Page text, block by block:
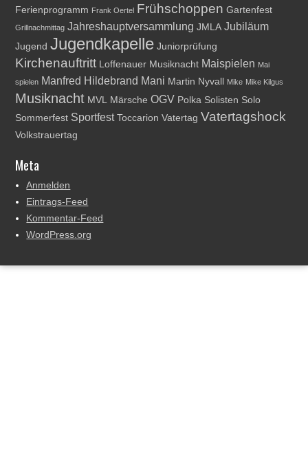
Ferienprogramm Frank Oertel Frühschoppen Gartenfest
Grillnachmittag Jahreshauptversammlung JMLA Jubiläum
Jugend Jugendkapelle Juniorprüfung
Kirchenauftritt Loffenauer Musiknacht Maispielen Mai
spielen Manfred Hildebrand Mani Martin Nyvall Mike Mike Kilgus
Musiknacht MVL Märsche OGV Polka Solisten Solo
Sommerfest Sportfest Toccarion Vatertag Vatertagshock
Volkstrauertag
Meta
Anmelden
Eintrags-Feed
Kommentar-Feed
WordPress.org